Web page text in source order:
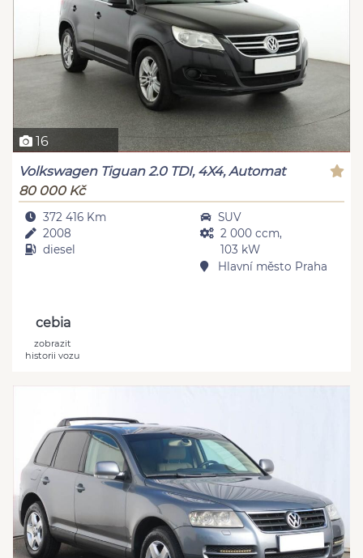
16
Volkswagen Tiguan 2.0 TDI, 4X4, Automat
80 000 Kč
372 416 Km
2008
diesel
SUV
2 000 ccm,
103 kW
Hlavní město Praha
cebia
zobrazit
historii vozu